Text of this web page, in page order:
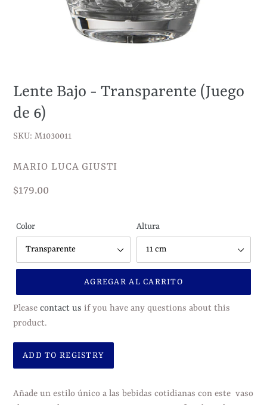
Lente Bajo - Transparente (Juego
de 6)
SKU: M1030011
VENDEDOR
MARIO LUCA GIUSTI
Precio
$179.00
Color Altura
AGREGAR AL CARRITO
Please contact us if you have any questions about this
product.
el
Añade un estilo único a las bebidas cotidianas con este vaso